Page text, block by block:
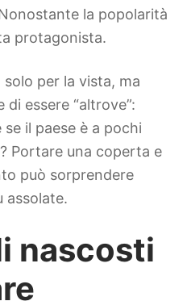
la popolarità
protagonista.
per la vista, ma
essere “altrove”:
il paese è a pochi
Portare una coperta e
può sorprendere
assolate.
nascosti